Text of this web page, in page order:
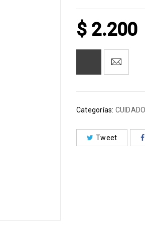
$ 2.200
Categorías:
Tweet